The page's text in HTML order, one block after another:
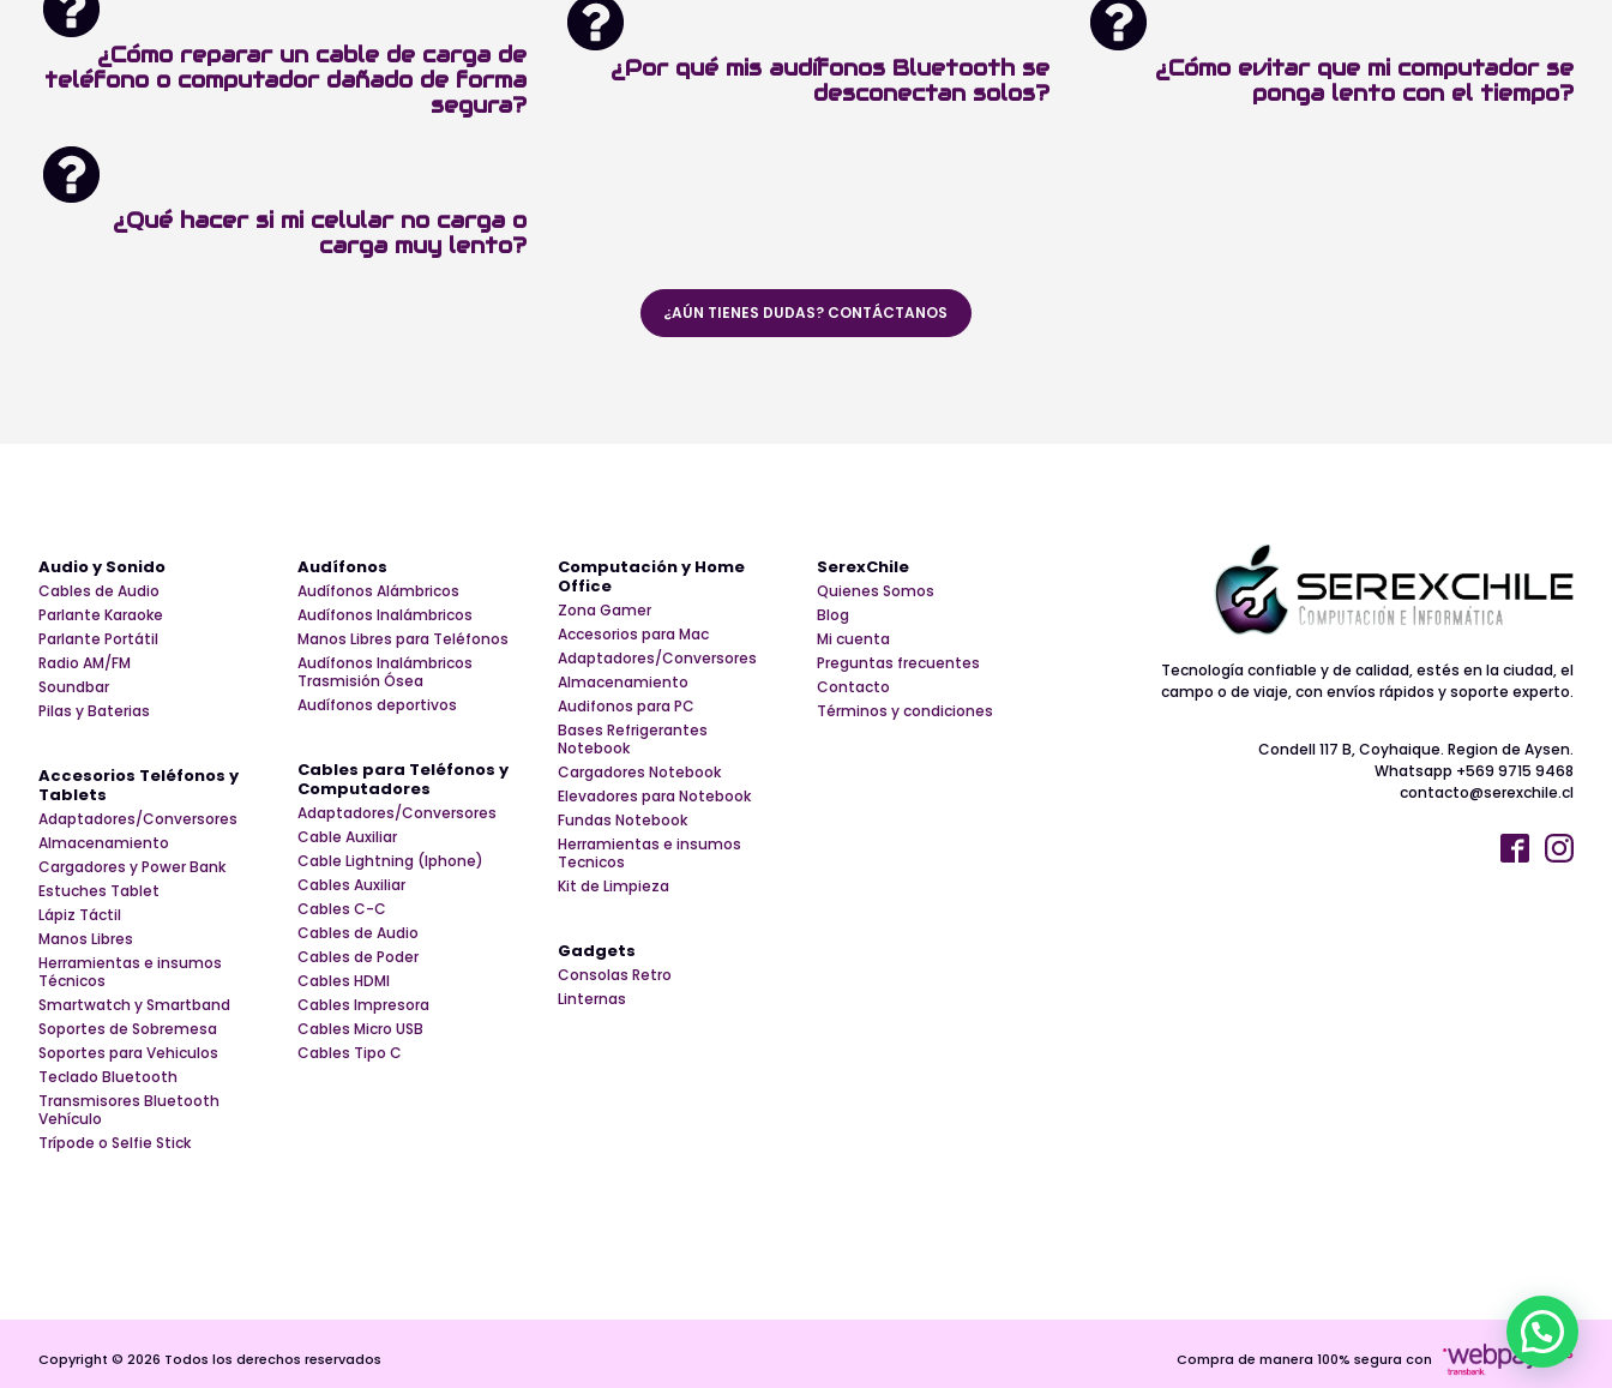
¿Cómo reparar un cable de carga de
teléfono o computador dañado de forma
segura?
¿Por qué mis audífonos Bluetooth se
desconectan solos?
¿Cómo evitar que mi computador se
ponga lento con el tiempo?
¿Qué hacer si mi celular no carga o
carga muy lento?
¿AÚN TIENES DUDAS? CONTÁCTANOS
Audio y Sonido
Cables de Audio
Parlante Karaoke
Parlante Portátil
Radio AM/FM
Soundbar
Pilas y Baterias
Accesorios Teléfonos y
Tablets
Adaptadores/Conversores
Almacenamiento
Cargadores y Power Bank
Estuches Tablet
Lápiz Táctil
Manos Libres
Herramientas e insumos
Técnicos
Smartwatch y Smartband
Soportes de Sobremesa
Soportes para Vehiculos
Teclado Bluetooth
Transmisores Bluetooth
Vehículo
Trípode o Selfie Stick
Audífonos
Audífonos Alámbricos
Audífonos Inalámbricos
Manos Libres para Teléfonos
Audífonos Inalámbricos
Trasmisión Ósea
Audífonos deportivos
Cables para Teléfonos y
Computadores
Adaptadores/Conversores
Cable Auxiliar
Cable Lightning (Iphone)
Cables Auxiliar
Cables C-C
Cables de Audio
Cables de Poder
Cables HDMI
Cables Impresora
Cables Micro USB
Cables Tipo C
Computación y Home
Office
Zona Gamer
Accesorios para Mac
Adaptadores/Conversores
Almacenamiento
Audifonos para PC
Bases Refrigerantes
Notebook
Cargadores Notebook
Elevadores para Notebook
Fundas Notebook
Herramientas e insumos
Tecnicos
Kit de Limpieza
Gadgets
Consolas Retro
Linternas
SerexChile
Quienes Somos
Blog
Mi cuenta
Preguntas frecuentes
Contacto
Términos y condiciones
Tecnología confiable y de calidad, estés en la ciudad, el
campo o de viaje, con envíos rápidos y soporte experto.
Condell 117 B, Coyhaique. Region de Aysen.
Whatsapp +569 9715 9468
contacto@serexchile.cl
Copyright © 2026 Todos los derechos reservados Compra de manera 100% segura con